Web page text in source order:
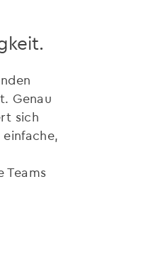
Genau
sich
Teams